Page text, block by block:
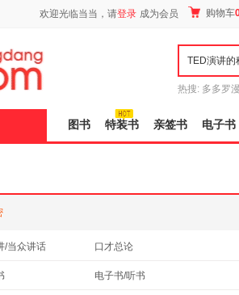
欢迎光临当当，请登录 成为会员 购物车
热搜: 多多罗
图书 特装书 亲签书 电子书
/当众讲话 口才总论
电子书/听书